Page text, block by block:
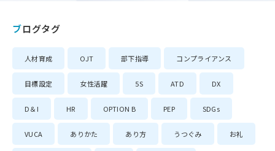
ブログタグ
人材育成 OJT 部下指導 コンプライアンス
目標設定 女性活躍 5S ATD DX
D＆I HR OPTION B PEP SDGs
VUCA ありかた あり方 うつぐみ お礼